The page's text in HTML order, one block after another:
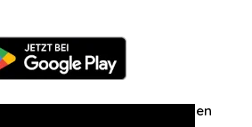
Zuschriften/Erfahrungen